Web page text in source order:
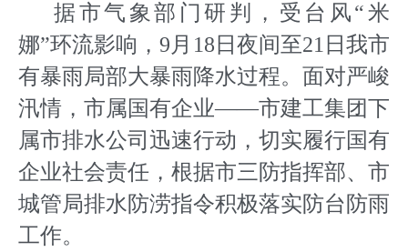
据市气象部门研判，受台风“米
娜”环流影响，9月18日夜间至21日我市
有暴雨局部大暴雨降水过程。面对严峻
汛情，市属国有企业——市建工集团下
属市排水公司迅速行动，切实履行国有
企业社会责任，根据市三防指挥部、市
城管局排水防涝指令积极落实防台防雨
工作。